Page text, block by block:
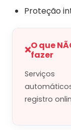
Proteção
❌O que
fazer
Serviços
registro